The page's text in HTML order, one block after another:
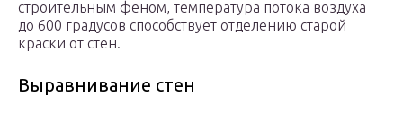
строительным феном, температура потока воздуха
до 600 градусов способствует отделению старой
краски от стен.
Выравнивание стен